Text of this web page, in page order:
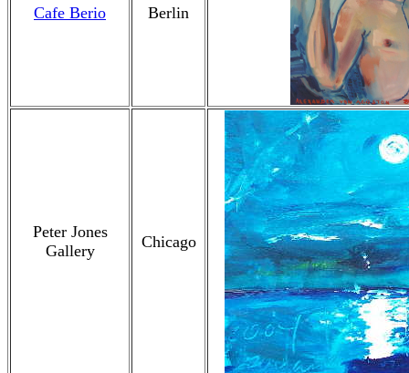
Cafe Berio Berlin
Peter Jones
Gallery
Chicago